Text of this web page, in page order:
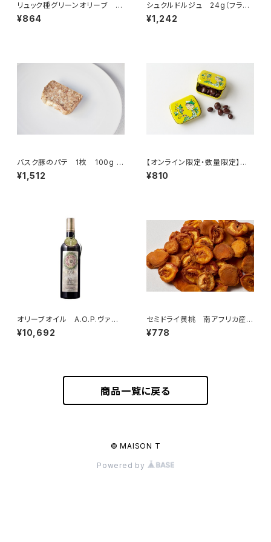
リュック種グリーンオリーブ 10
0g （フランス・ランドック）
¥864
シュクルドルジュ 24g（フラン
ス・モレ）
¥1,242
バスク豚のパテ 1枚 100g ＜
ピエール・オテイザ＞(フランス・
バスク)
¥1,512
【オンライン限定・数量限定】ぶ
どうのチョコ キフキフ ミニ缶
（ジュランソン）
¥810
オリーブオイル A.O.P.ヴァレ・
ド・ボー・ド・プロヴァンス 750
ml
¥10,692
セミドライ黄桃 南アフリカ産
100g
¥778
商品一覧に戻る
© MAISON T
Powered by